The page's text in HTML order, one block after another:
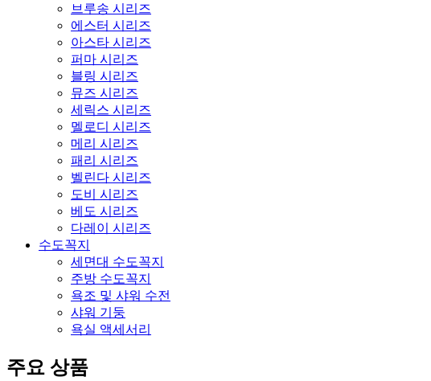
브루송 시리즈
에스터 시리즈
아스타 시리즈
퍼마 시리즈
블링 시리즈
뮤즈 시리즈
세릭스 시리즈
멜로디 시리즈
메리 시리즈
패리 시리즈
벨린다 시리즈
도비 시리즈
베도 시리즈
다레이 시리즈
수도꼭지
세면대 수도꼭지
주방 수도꼭지
욕조 및 샤워 수전
샤워 기둥
욕실 액세서리
주요 상품